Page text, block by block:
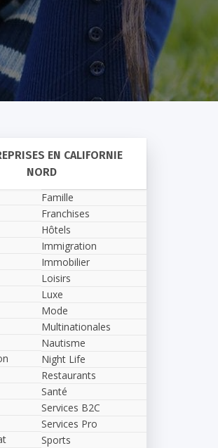
EN CALIFORNIE
NORD
Famille
Franchises
Hôtels
Immigration
Immobilier
Loisirs
Luxe
Mode
Multinationales
Nautisme
Night Life
Restaurants
Santé
Services B2C
Services Pro
Sports